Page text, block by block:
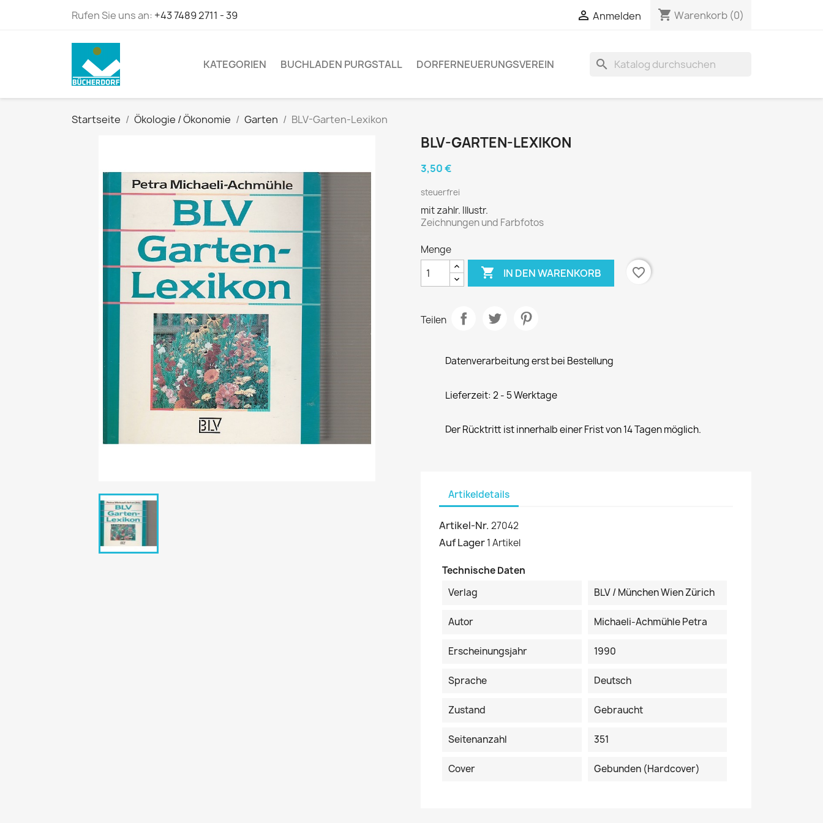
Rufen Sie uns an: +43 7489 2711 - 39  Anmelden shopping_cart Warenkorb (0)
KATEGORIEN BUCHLADEN PURGSTALL DORFERNEUERUNGSVEREIN search
Startseite Ökologie / Ökonomie Garten BLV-Garten-Lexikon
BLV-GARTEN-LEXIKON
3,50 €
steuerfrei
mit zahlr. Illustr.
Zeichnungen und Farbfotos
Menge
 IN DEN WARENKORB favorite_border
Teilen
Datenverarbeitung erst bei Bestellung
Lieferzeit: 2 - 5 Werktage
Der Rücktritt ist innerhalb einer Frist von 14 Tagen möglich.
Artikeldetails
Artikel-Nr. 27042
Auf Lager1 Artikel
Technische Daten
Verlag
BLV / München Wien Zürich
Autor Michaeli-Achmühle Petra
Erscheinungsjahr 1990
Sprache Deutsch
Zustand Gebraucht
Seitenanzahl 351
Cover Gebunden (Hardcover)